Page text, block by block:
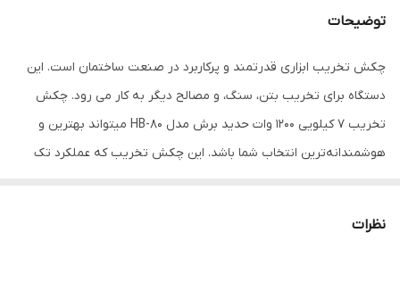
توضیحات
چکش تخریب ابزاری قدرتمند و پرکاربرد در صنعت ساختمان است. این
دستگاه برای تخریب بتن، سنگ، و مصالح دیگر به کار می رود. چکش
تخریب 7 کیلویی 1200 وات حدید برش مدل HB-80 میتواند بهترین و
هوشمندانه‌ترین انتخاب شما باشد. این چکش تخریب که عملکرد تک
نظرات